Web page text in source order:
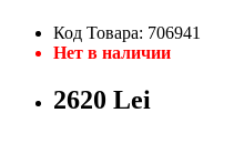
Код Товара: 706941
Нет в наличии
2620 Lei